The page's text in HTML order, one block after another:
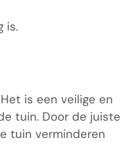
is.
is een veilige en
tuin. Door de juiste
tuin verminderen